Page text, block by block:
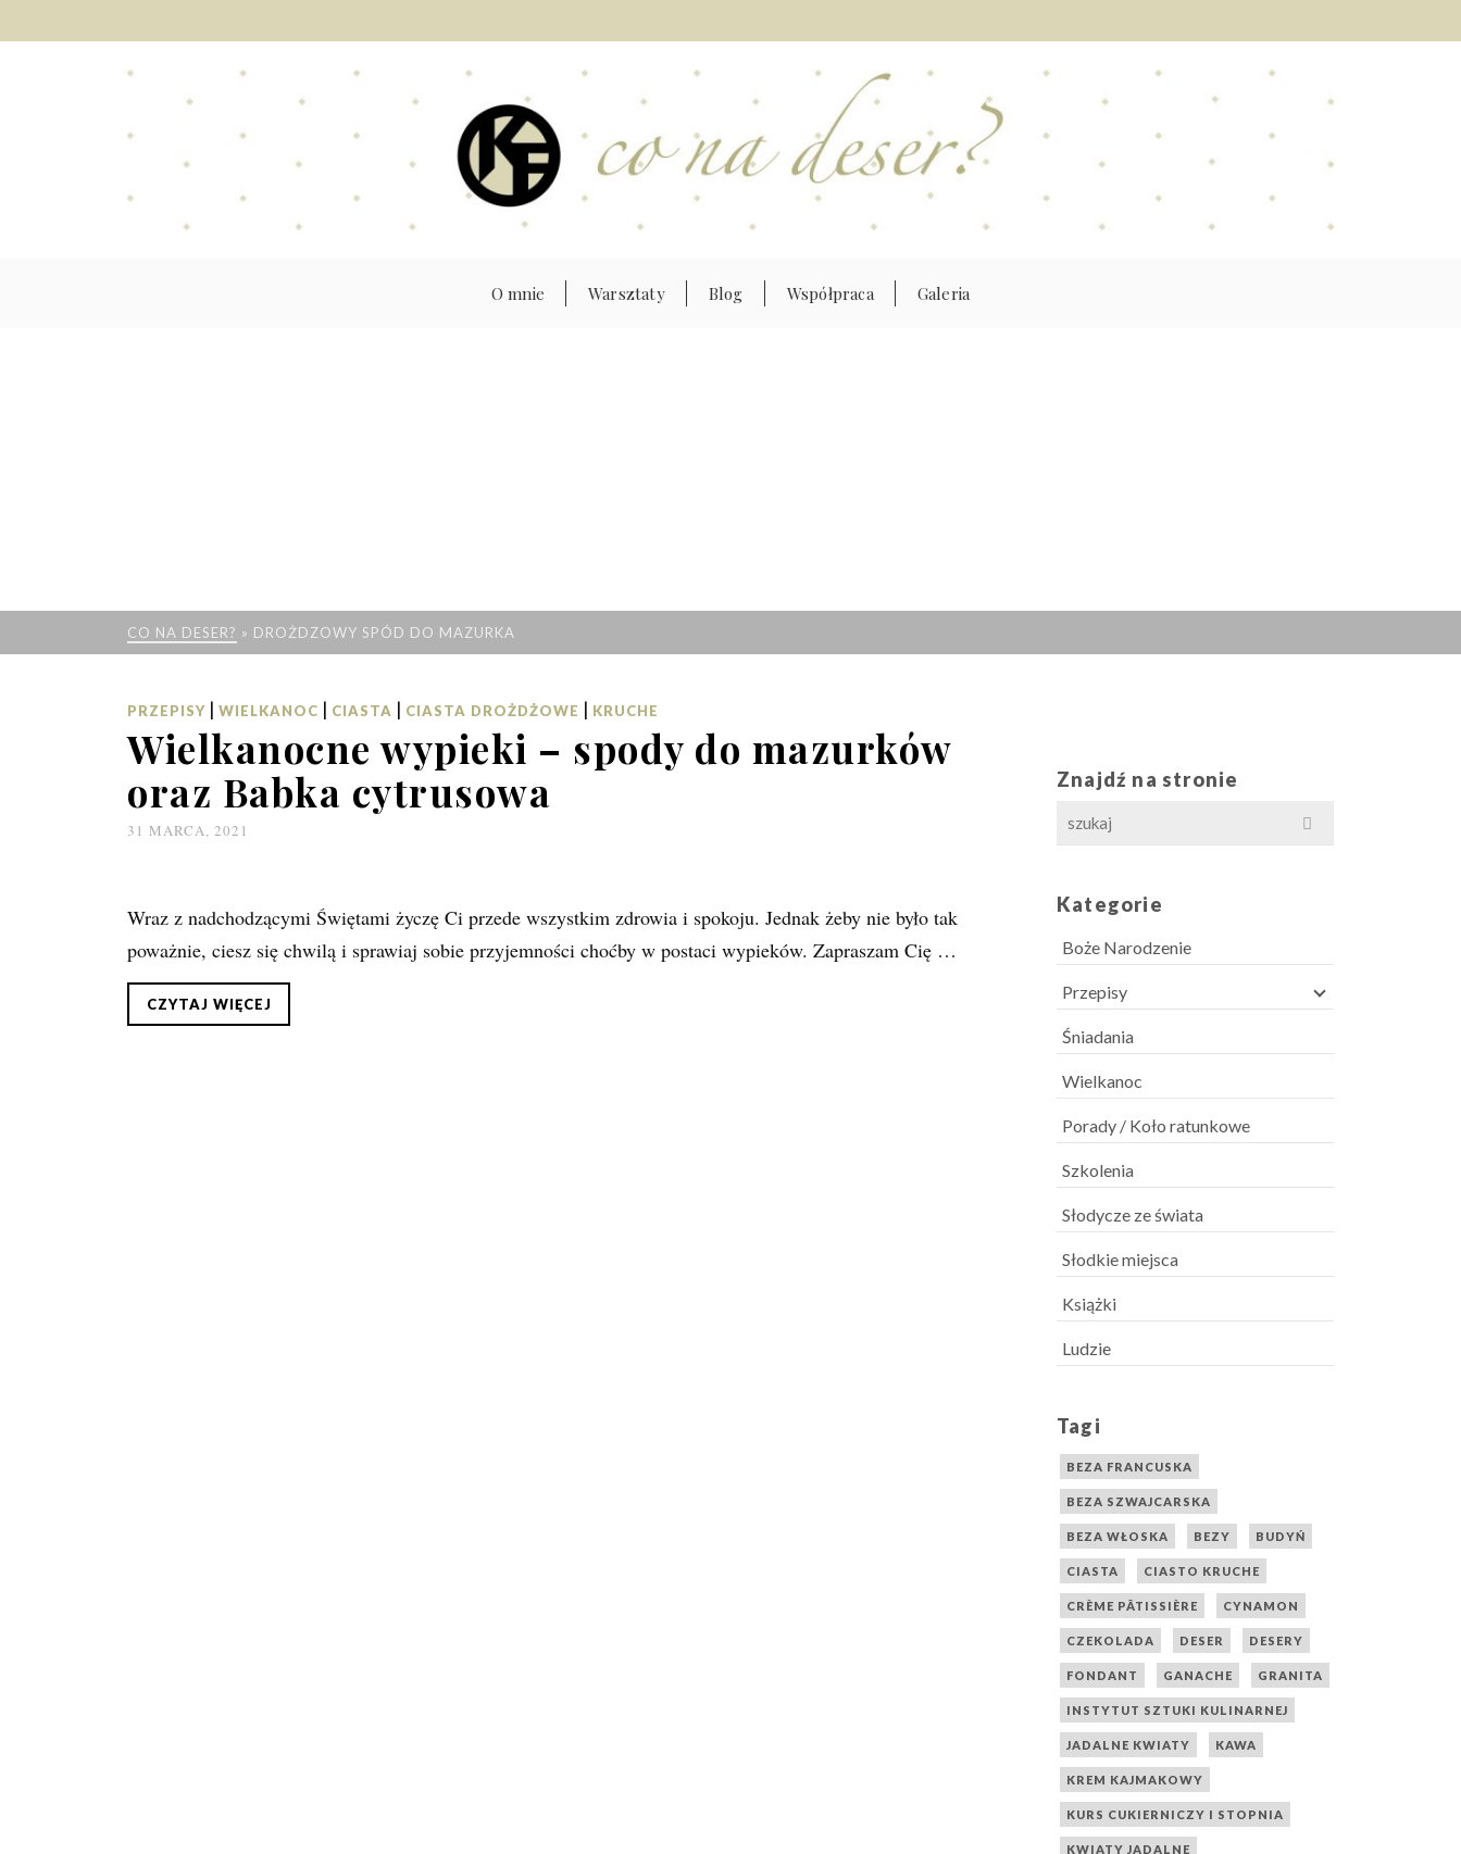
O mnie Warsztaty Blog Współpraca Galeria
CO NA DESER? » DROŻDZOWY SPÓD DO MAZURKA
PRZEPISY | WIELKANOC | CIASTA | CIASTA DROŻDŻOWE | KRUCHE
Wielkanocne wypieki – spody do mazurków
oraz Babka cytrusowa
31 MARCA, 2021
Wraz z nadchodzącymi Świętami życzę Ci przede wszystkim zdrowia i spokoju. Jednak żeby nie było tak
poważnie, ciesz się chwilą i sprawiaj sobie przyjemności choćby w postaci wypieków. Zapraszam Cię …
CZYTAJ WIĘCEJ
Znajdź na stronie
Search
for:
Kategorie
Boże Narodzenie
Przepisy
Śniadania
Wielkanoc
Porady / Koło ratunkowe
Szkolenia
Słodycze ze świata
Słodkie miejsca
Książki
Ludzie
Tagi
BEZA FRANCUSKA
BEZA SZWAJCARSKA
BEZA WŁOSKA BEZY BUDYŃ
CIASTA CIASTO KRUCHE
CRÈME PÂTISSIÈRE CYNAMON
CZEKOLADA DESER DESERY
FONDANT GANACHE GRANITA
INSTYTUT SZTUKI KULINARNEJ
JADALNE KWIATY KAWA
KREM KAJMAKOWY
KURS CUKIERNICZY I STOPNIA
KWIATY JADALNE